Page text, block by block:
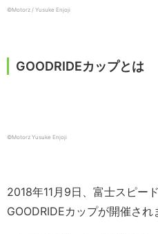
©️Motorz / Yusuke Enjoji
GOODRIDEカップとは
©️Motorz Yusuke Enjoji
2018年11月9日、富士スピー
GOODRIDEカップが開催され